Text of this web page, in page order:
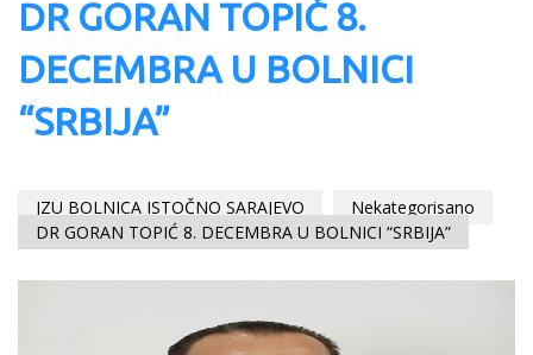
DR GORAN TOPIĆ 8.
DECEMBRA U BOLNICI
“SRBIJA”
JZU BOLNICA ISTOČNO SARAJEVO
Nekategorisano
DR GORAN TOPIĆ 8. DECEMBRA U BOLNICI “SRBIJA”